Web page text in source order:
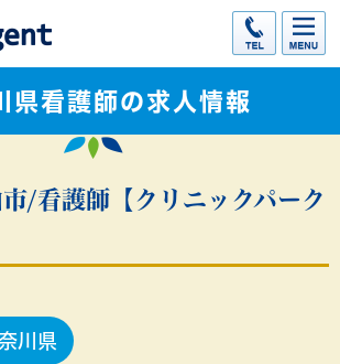
県看護師の求人情報
/看護師【クリニックパーク
川県